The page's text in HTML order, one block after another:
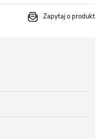
Zapytaj o produkt